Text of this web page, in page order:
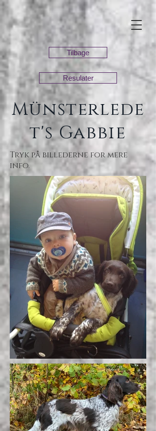
Tilbage
Resulater
Münsterlede
t's Gabbie
Tryk på billederne for mere
info.